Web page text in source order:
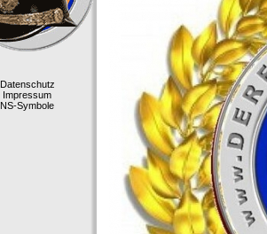
Datenschutz
Impressum
NS-Symbole